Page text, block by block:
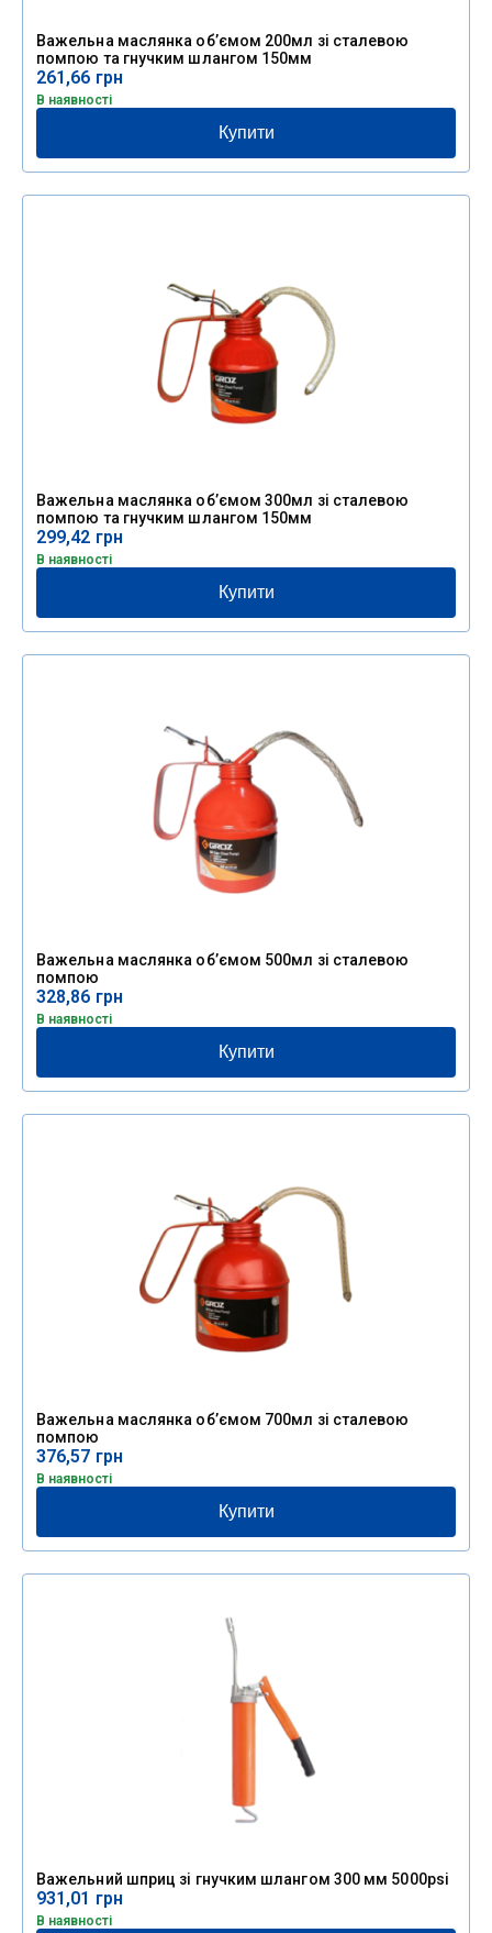
Важельна маслянка об’ємом 200мл зі сталевою
помпою та гнучким шлангом 150мм
261,66 грн
В наявності
Купити
Важельна маслянка об’ємом 300мл зі сталевою
помпою та гнучким шлангом 150мм
299,42 грн
В наявності
Купити
Важельна маслянка об’ємом 500мл зі сталевою
помпою
328,86 грн
В наявності
Купити
Важельна маслянка об’ємом 700мл зі сталевою
помпою
376,57 грн
В наявності
Купити
Важельний шприц зі гнучким шлангом 300 мм 5000psi
931,01 грн
В наявності